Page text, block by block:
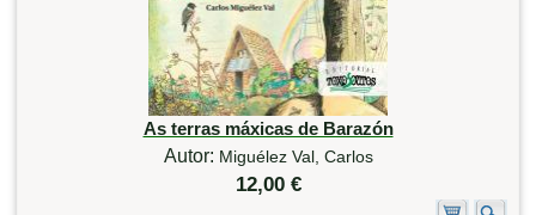
As terras máxicas de Barazón
Autor: Miguélez Val, Carlos
12,00 €